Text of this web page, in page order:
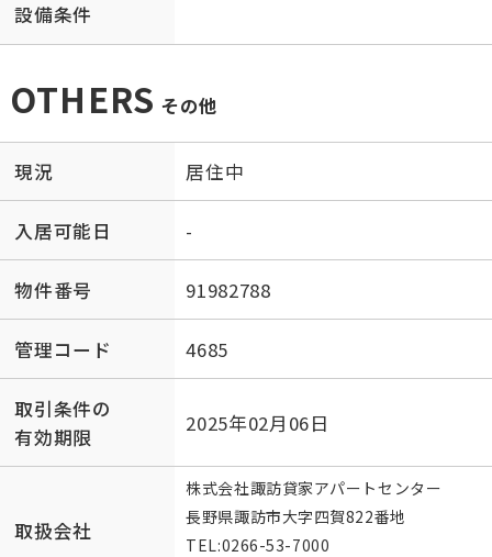
設備条件
OTHERS その他
現況 居住中
入居可能日 -
物件番号 91982788
管理コード 4685
取引条件の
有効期限
2025年02月06日
取扱会社
株式会社諏訪貸家アパートセンター
長野県諏訪市大字四賀822番地
TEL:0266-53-7000